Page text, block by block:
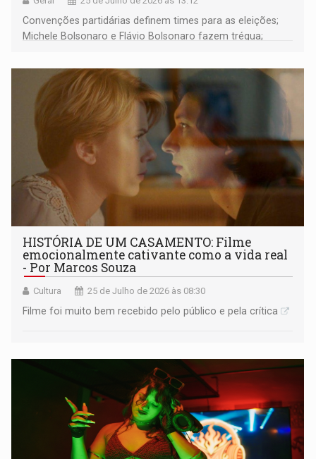
Convenções partidárias definem times para as eleições;
Michele Bolsonaro e Flávio Bolsonaro fazem trégua;
mais
HISTÓRIA DE UM CASAMENTO: Filme
emocionalmente cativante como a vida real
- Por Marcos Souza
Cultura 25 de Julho de 2026 às 08:30
Filme foi muito bem recebido pelo público e pela crítica